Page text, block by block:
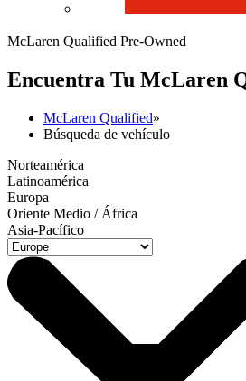
McLaren Qualified Pre-Owned
Encuentra Tu McLaren
McLaren Qualified»
Búsqueda de vehículo
Norteamérica
Latinoamérica
Europa
Oriente Medio / África
Asia-Pacífico